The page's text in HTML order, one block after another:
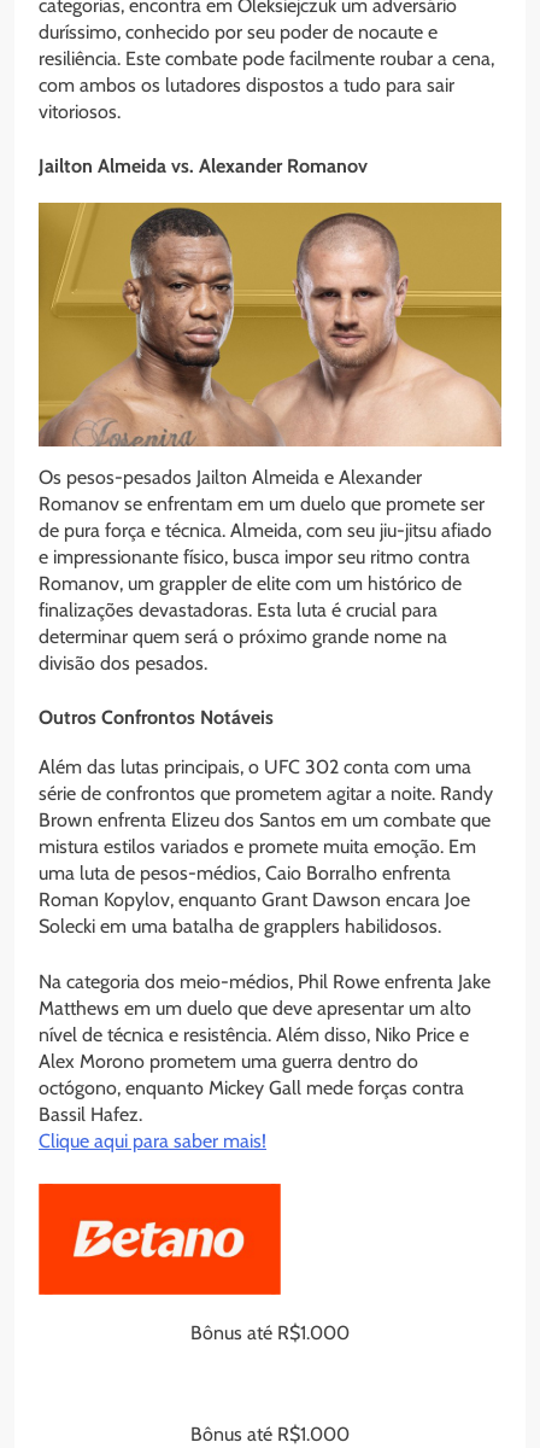
categorias, encontra em Oleksiejczuk um adversário
duríssimo, conhecido por seu poder de nocaute e
resiliência. Este combate pode facilmente roubar a cena,
com ambos os lutadores dispostos a tudo para sair
vitoriosos.
Jailton Almeida vs. Alexander Romanov
Os pesos-pesados Jailton Almeida e Alexander
Romanov se enfrentam em um duelo que promete ser
de pura força e técnica. Almeida, com seu jiu-jitsu afiado
e impressionante físico, busca impor seu ritmo contra
Romanov, um grappler de elite com um histórico de
finalizações devastadoras. Esta luta é crucial para
determinar quem será o próximo grande nome na
divisão dos pesados.
Outros Confrontos Notáveis
Além das lutas principais, o UFC 302 conta com uma
série de confrontos que prometem agitar a noite. Randy
Brown enfrenta Elizeu dos Santos em um combate que
mistura estilos variados e promete muita emoção. Em
uma luta de pesos-médios, Caio Borralho enfrenta
Roman Kopylov, enquanto Grant Dawson encara Joe
Solecki em uma batalha de grapplers habilidosos.
Na categoria dos meio-médios, Phil Rowe enfrenta Jake
Matthews em um duelo que deve apresentar um alto
nível de técnica e resistência. Além disso, Niko Price e
Alex Morono prometem uma guerra dentro do
octógono, enquanto Mickey Gall mede forças contra
Bassil Hafez.
Clique aqui para saber mais!
Bônus até R$1.000
Bônus até R$1.000